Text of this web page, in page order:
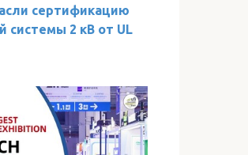
сертификацию
системы 2 кВ от UL